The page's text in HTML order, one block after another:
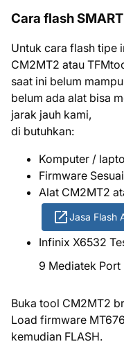
Cara flash
Untuk cara flash tipe
CM2MT2 atau
saat ini belum
belum ada alat bisa
jarak jauh kami,
di butuhkan:
Komputer /
Firmware
Alat CM2MT2
Jasa Flash
Infinix X6532
9 Mediatek Port
Buka tool CM2MT2
Load firmware
kemudian FLASH.